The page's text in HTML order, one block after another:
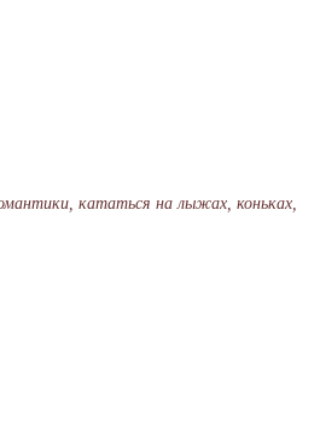
кататься на лыжах, коньках,